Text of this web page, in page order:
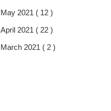
May 2021 ( 12 )
April 2021 ( 22 )
March 2021 ( 2 )